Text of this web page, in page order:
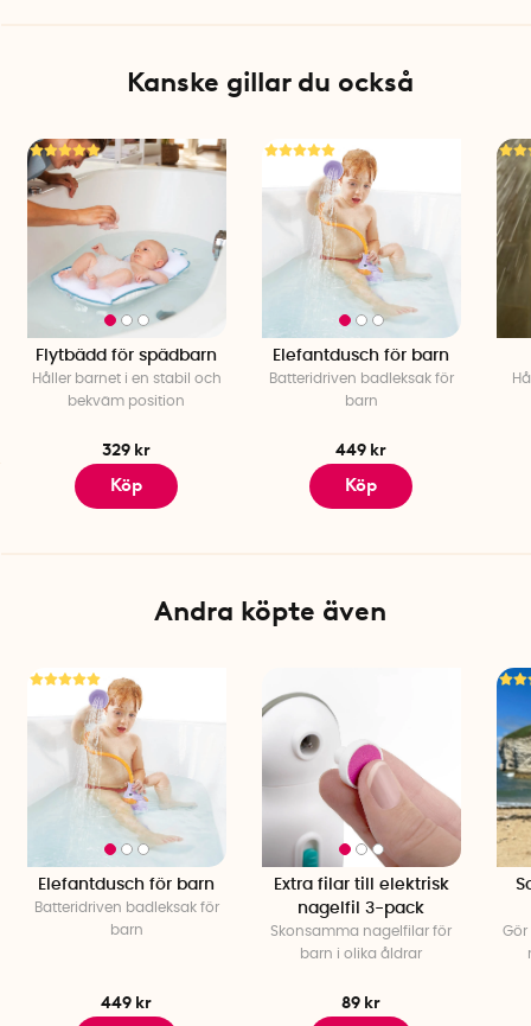
Kanske gillar du också
Flytbädd för spädbarn
Håller barnet i en stabil och
bekväm position
329 kr
Köp
Elefantdusch för barn
Batteridriven badleksak för
barn
449 kr
Köp
Andra köpte även
Elefantdusch för barn
Batteridriven badleksak för
barn
449 kr
Extra filar till elektrisk
nagelfil 3-pack
Skonsamma nagelfilar för
barn i olika åldrar
89 kr
Gör